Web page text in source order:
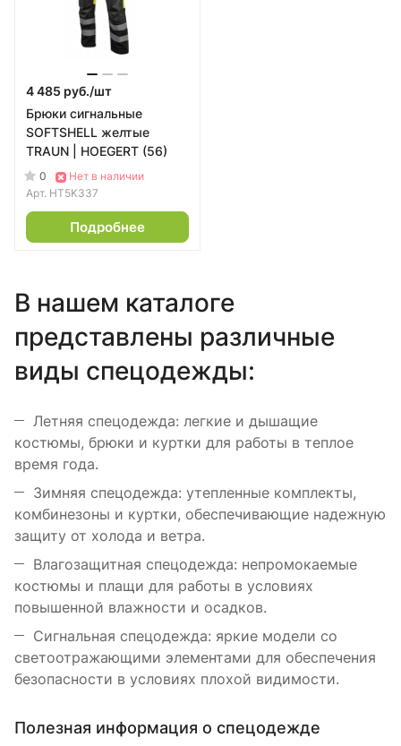
4 485 руб./шт
Брюки сигнальные
SOFTSHELL желтые
TRAUN | HOEGERT (56)
0
Нет в наличии
Арт. HT5K337
Подробнее
В нашем каталоге
представлены различные
виды спецодежды:
Летняя спецодежда: легкие и дышащие
костюмы, брюки и куртки для работы в теплое
время года.
Зимняя спецодежда: утепленные комплекты,
комбинезоны и куртки, обеспечивающие надежную
защиту от холода и ветра.
Влагозащитная спецодежда: непромокаемые
костюмы и плащи для работы в условиях
повышенной влажности и осадков.
Сигнальная спецодежда: яркие модели со
светоотражающими элементами для обеспечения
безопасности в условиях плохой видимости.
Полезная информация о спецодежде